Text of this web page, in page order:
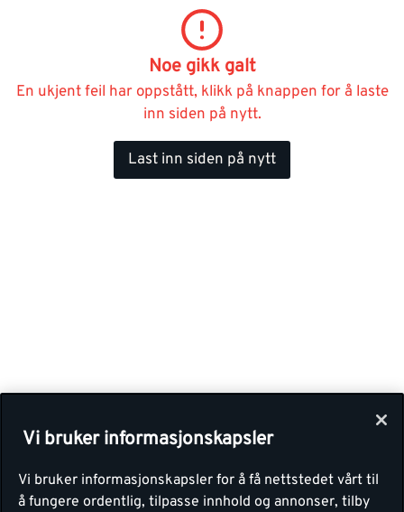
Noe gikk galt
En ukjent feil har oppstått, klikk på knappen for å laste
inn siden på nytt.
Last inn siden på nytt
Vi bruker informasjonskapsler
Vi bruker informasjonskapsler for å få nettstedet vårt til
å fungere ordentlig, tilpasse innhold og annonser, tilby